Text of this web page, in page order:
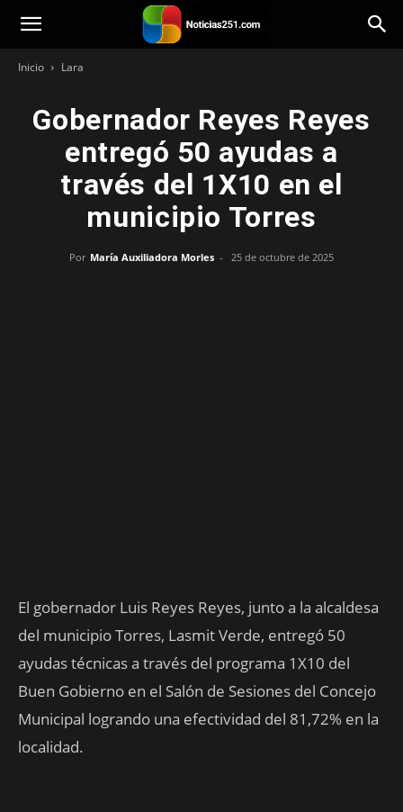
Noticias251
Inicio Lara
Gobernador Reyes Reyes
entregó 50 ayudas a
través del 1X10 en el
municipio Torres
Por María Auxiliadora Morles - 25 de octubre de 2025
El gobernador Luis Reyes Reyes, junto a la alcaldesa
del municipio Torres, Lasmit Verde, entregó 50
ayudas técnicas a través del programa 1X10 del
Buen Gobierno en el Salón de Sesiones del Concejo
Municipal logrando una efectividad del 81,72% en la
localidad.